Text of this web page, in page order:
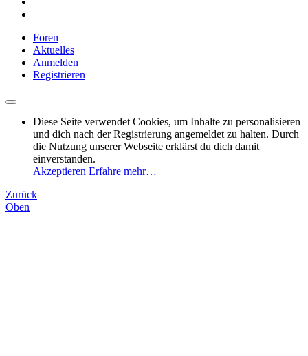
Foren
Aktuelles
Anmelden
Registrieren
Diese Seite verwendet Cookies, um Inhalte zu personalisieren
und dich nach der Registrierung angemeldet zu halten. Durch
die Nutzung unserer Webseite erklärst du dich damit
einverstanden.
Akzeptieren Erfahre mehr…
Zurück
Oben